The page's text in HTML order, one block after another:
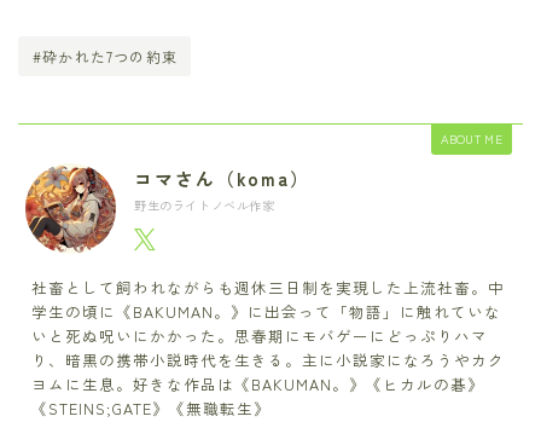
#砕かれた7つの約束
ABOUT ME
コマさん（koma）
野生のライトノベル作家
社畜として飼われながらも週休三日制を実現した上流社畜。中
学生の頃に《BAKUMAN。》に出会って「物語」に触れていな
いと死ぬ呪いにかかった。思春期にモバゲーにどっぷりハマ
り、暗黒の携帯小説時代を生きる。主に小説家になろうやカク
ヨムに生息。好きな作品は《BAKUMAN。》《ヒカルの碁》
《STEINS;GATE》《無職転生》